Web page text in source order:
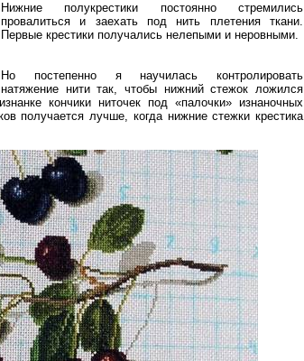
Нижние полукрестики постоянно стремились
провалиться и заехать под нить плетения ткани.
Первые крестики получались нелепыми и неровными.
Но постепенно я научилась контролировать
натяжение нити так, чтобы нижний стежок ложился
кончики ниточек под «палочки» изнаночных
получается лучше, когда нижние стежки крестика